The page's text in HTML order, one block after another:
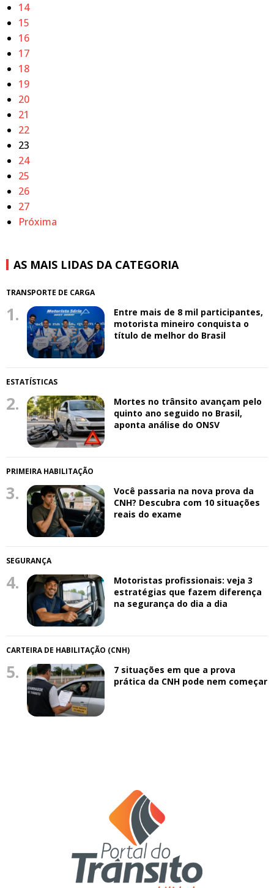
14
15
16
17
18
19
20
21
22
23
24
25
26
27
Próxima
AS MAIS LIDAS DA CATEGORIA
TRANSPORTE DE CARGA
1.
Entre mais de 8 mil participantes,
motorista mineiro conquista o
título de melhor do Brasil
ESTATÍSTICAS
2.
Mortes no trânsito avançam pelo
quinto ano seguido no Brasil,
aponta análise do ONSV
PRIMEIRA HABILITAÇÃO
3.
Você passaria na nova prova da
CNH? Descubra com 10 situações
reais do exame
SEGURANÇA
4.
Motoristas profissionais: veja 3
estratégias que fazem diferença
na segurança do dia a dia
CARTEIRA DE HABILITAÇÃO (CNH)
5.
7 situações em que a prova
prática da CNH pode nem começar